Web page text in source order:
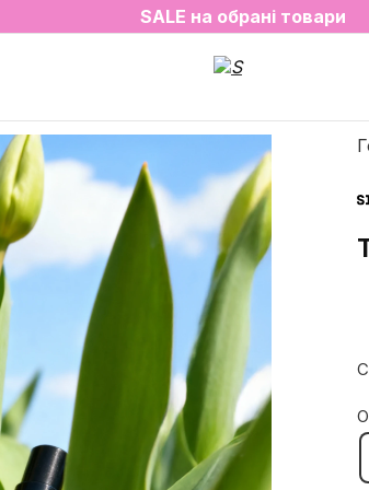
2=3 на улюблені аромати для
SALE на обрані товари